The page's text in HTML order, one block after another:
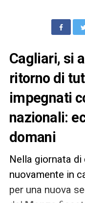
Cagliari, si
ritorno di
impegnati
nazionali:
domani
Nella giornata di
nuovamente in
per una nuova